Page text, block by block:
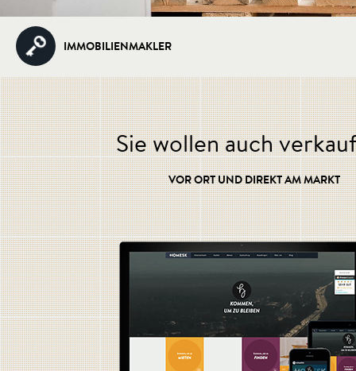
IMMOBILIENMAKLER
Sie wollen auch
VOR ORT UND DIREKT AM MARKT